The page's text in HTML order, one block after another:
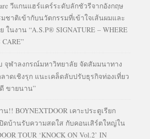
วีแกนแฮร์แคร์ระดับลักชัวรีจากอังกฤษ
ชาติเข้ากับนวัตกรรมที่เข้าใจเส้นผมและ
ในงาน “A.S.P® SIGNATURE – WHERE
จุฬาลงกรณ์มหาวิทยาลัย จัดสัมมนาทาง
าดเชิงรุก แนะเคล็ดลับปรับธุรกิจท่องเที่ยว
ขายนาน”
น!! BOYNEXTDOOR เคาะประตูเรียก
ปิดบ้านรับความสดใส กับคอนเสิร์ตใหญ่ใน
TOUR ‘KNOCK ON Vol.2’ IN